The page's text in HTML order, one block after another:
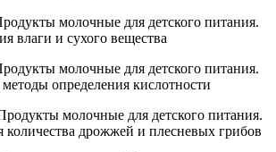
молочные для детского питания.
влаги и сухого вещества
молочные для детского питания.
определения кислотности
молочные для детского питания.
количества дрожжей и плесневых грибов